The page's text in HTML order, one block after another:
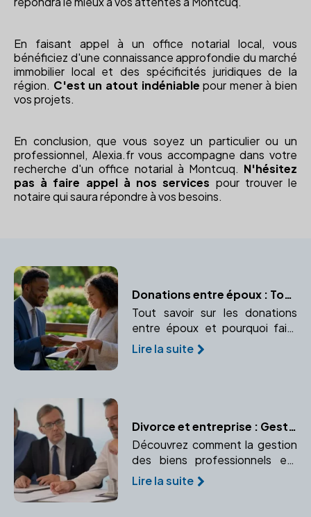
En faisant appel à un office notarial local, vous
bénéficiez d'une connaissance approfondie du marché
immobilier local et des spécificités juridiques de la
région. C'est un atout indéniable pour mener à bien
vos projets.
En conclusion, que vous soyez un particulier ou un
professionnel, Alexia.fr vous accompagne dans votre
recherche d'un office notarial à Montcuq. N'hésitez
pas à faire appel à nos services pour trouver le
notaire qui saura répondre à vos besoins.
Donations entre époux : Tout ce qu’il faut savoir
Tout savoir sur les donations
entre époux et pourquoi faire
appel à un notaire est essentiel.
Lire la suite
Divorce et entreprise : Gestion des biens professionnels
Découvrez comment la gestion
des biens professionnels est
effectuée lors d'un divorce.
Comprendre la propriété d'une
Lire la suite